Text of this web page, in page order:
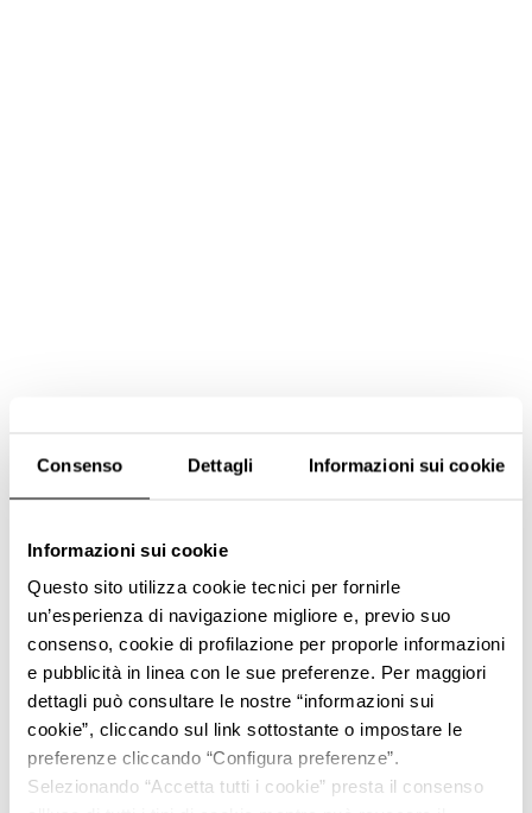
Consenso Dettagli Informazioni sui cookie
Informazioni sui cookie
Questo sito utilizza cookie tecnici per fornirle
un’esperienza di navigazione migliore e, previo suo
consenso, cookie di profilazione per proporle informazioni
e pubblicità in linea con le sue preferenze. Per maggiori
dettagli può consultare le nostre “informazioni sui
cookie”, cliccando sul link sottostante o impostare le
preferenze cliccando “Configura preferenze”.
Selezionando “Accetta tutti i cookie” presta il consenso